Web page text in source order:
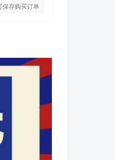
保存购买订单